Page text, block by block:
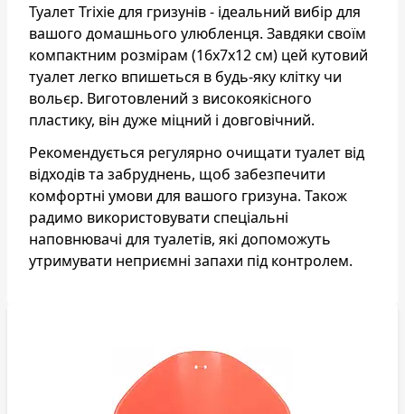
Туалет Trixie для гризунів - ідеальний вибір для
вашого домашнього улюбленця. Завдяки своїм
компактним розмірам (16x7x12 см) цей кутовий
туалет легко впишеться в будь-яку клітку чи
вольєр. Виготовлений з високоякісного
пластику, він дуже міцний і довговічний.
Рекомендується регулярно очищати туалет від
відходів та забруднень, щоб забезпечити
комфортні умови для вашого гризуна. Також
радимо використовувати спеціальні
наповнювачі для туалетів, які допоможуть
утримувати неприємні запахи під контролем.